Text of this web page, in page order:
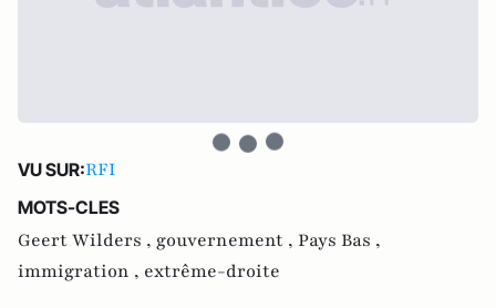
VU SUR:RFI
MOTS-CLES
Geert Wilders , gouvernement , Pays Bas ,
immigration , extrême-droite